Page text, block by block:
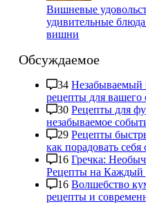
Вишневые
удивительные
вишни
Обсуждаемое
34
рецепты для вашего
30 Рецепты для
незабываемое
29 Рецепты
как порадовать себя
16 Гречка:
Рецепты на Каждый
16 Волшебство
рецепты и